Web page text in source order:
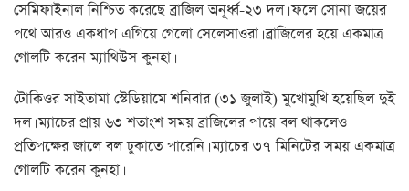
সেমিফাইনাল নিশ্চিত করেছে ব্রাজিল অনূর্ধ্ব-২৩ দল। ফলে সোনা জয়ের
পথে আরও একধাপ এগিয়ে গেলো সেলেসাওরা। ব্রাজিলের হয়ে একমাত্র
গোলটি করেন ম্যাথিউস কুনহা।
টোকিওর সাইতামা স্টেডিয়ামে শনিবার (৩১ জুলাই) মুখোমুখি হয়েছিল দুই
দল। ম্যাচের প্রায় ৬৩ শতাংশ সময় ব্রাজিলের পায়ে বল থাকলেও
প্রতিপক্ষের জালে বল ঢুকাতে পারেনি। ম্যাচের ৩৭ মিনিটের সময় একমাত্র
গোলটি করেন কুনহা।